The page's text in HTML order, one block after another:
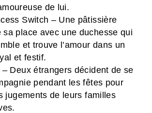
de lui.
Switch – Une pâtissière
sa place avec une duchesse qui
et trouve l’amour dans un
et festif.
– Deux étrangers décident de se
pendant les fêtes pour
jugements de leurs familles